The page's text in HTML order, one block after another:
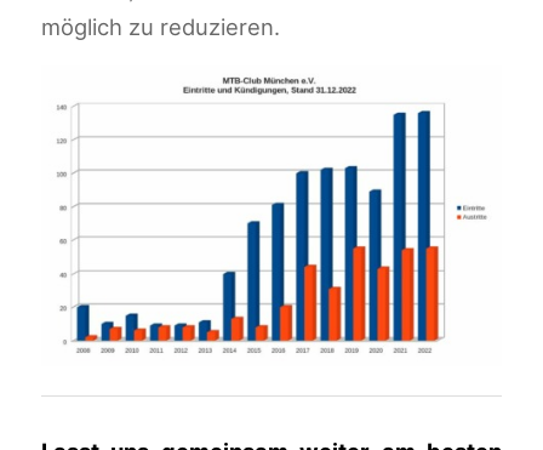
möglich zu reduzieren.